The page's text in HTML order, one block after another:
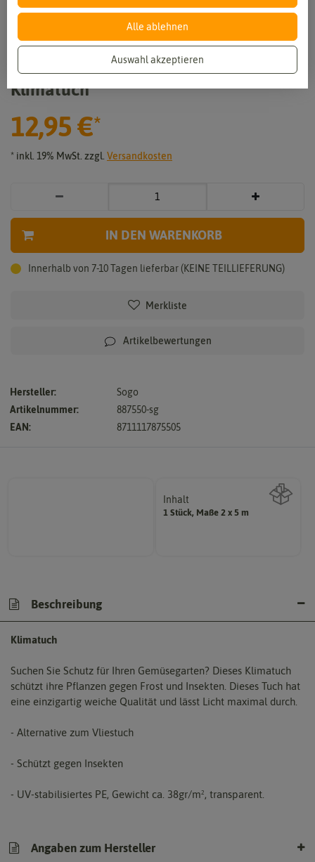
Vergrößern durch berühren
Klimatuch
12,95 €*
* inkl. 19% MwSt. zzgl. Versandkosten
IN DEN WARENKORB
Innerhalb von 7-10 Tagen lieferbar (KEINE TEILLIEFERUNG)
Merkliste
Artikelbewertungen
Hersteller:
Sogo
Artikelnummer:
887550-sg
EAN:
8711117875505
Inhalt
1 Stück, Maße 2 x 5 m
Wie viel ist enthalten
Beschreibung
Klimatuch
Suchen Sie Schutz für Ihren Gemüsegarten? Dieses Klimatuch
schützt ihre Pflanzen gegen Frost und Insekten. Dieses Tuch hat
eine einzigartig weiche Qualität und lässt Licht maximal durch.
- Alternative zum Vliestuch
- Schützt gegen Insekten
- UV-stabilisiertes PE, Gewicht ca. 38gr/m², transparent.
Angaben zum Hersteller
Alle ablehnen
Auswahl akzeptieren